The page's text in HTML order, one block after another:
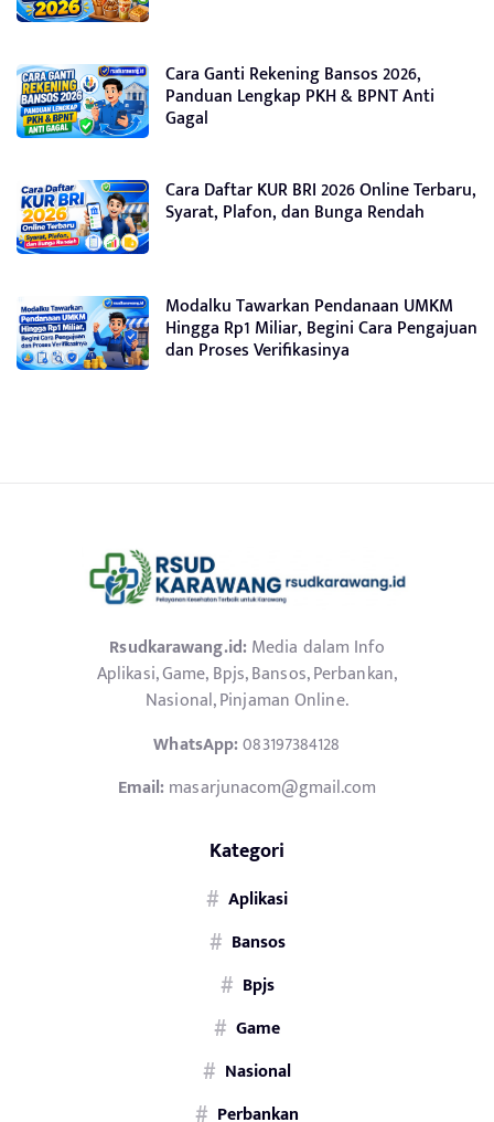
Cara Ganti Rekening Bansos 2026,
Panduan Lengkap PKH & BPNT Anti
Gagal
Cara Daftar KUR BRI 2026 Online Terbaru,
Syarat, Plafon, dan Bunga Rendah
Modalku Tawarkan Pendanaan UMKM
Hingga Rp1 Miliar, Begini Cara Pengajuan
dan Proses Verifikasinya
Rsudkarawang.id:Media dalam Info
Aplikasi, Game, Bpjs, Bansos, Perbankan,
Nasional, Pinjaman Online.
WhatsApp:083197384128
Email:masarjunacom@gmail.com
Kategori
Aplikasi
Bansos
Bpjs
Game
Nasional
Perbankan